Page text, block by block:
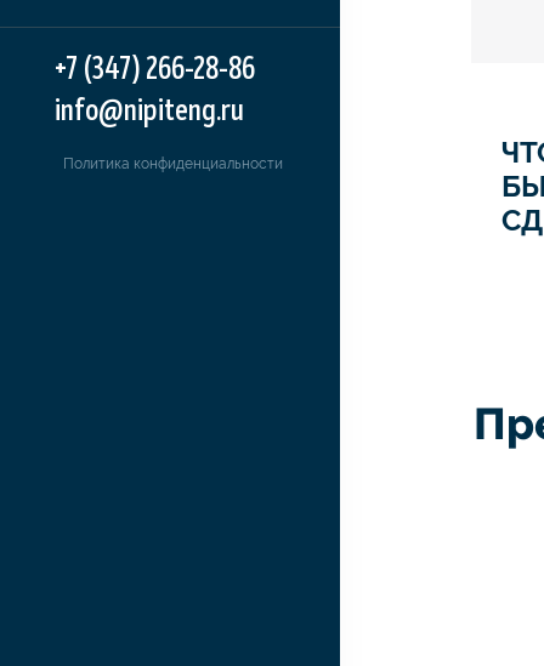
+7 (347) 266-28-86
info@nipiteng.ru
Политика конфиденциальности